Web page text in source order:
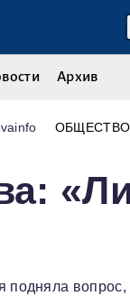
Архив
ОБЩЕСТВО
подняла